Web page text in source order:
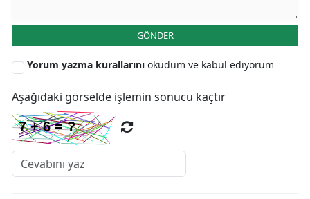
Trabzon
GÖNDER
Yorum yazma kurallarını okudum ve kabul ediyorum
Aşağıdaki görselde işlemin sonucu kaçtır